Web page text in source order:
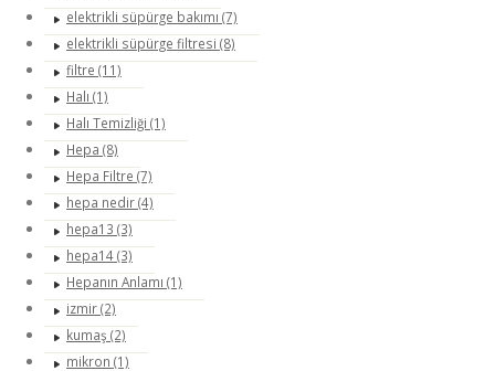
elektrikli süpürge bakımı (7)
elektrikli süpürge filtresi (8)
filtre (11)
Halı (1)
Halı Temizliği (1)
Hepa (8)
Hepa Filtre (7)
hepa nedir (4)
hepa13 (3)
hepa14 (3)
Hepanın Anlamı (1)
izmir (2)
kumaş (2)
mikron (1)